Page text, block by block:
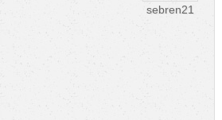
sebren21